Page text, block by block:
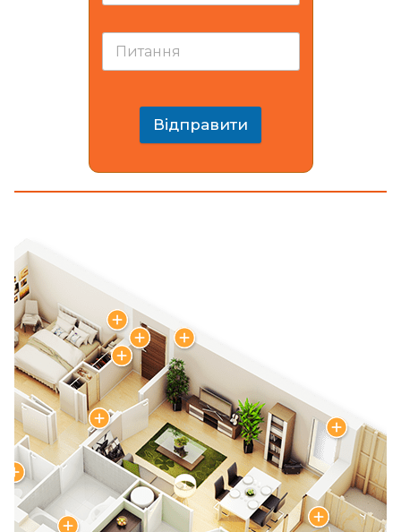
Відправити